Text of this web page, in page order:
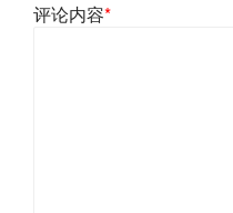
评论内容*